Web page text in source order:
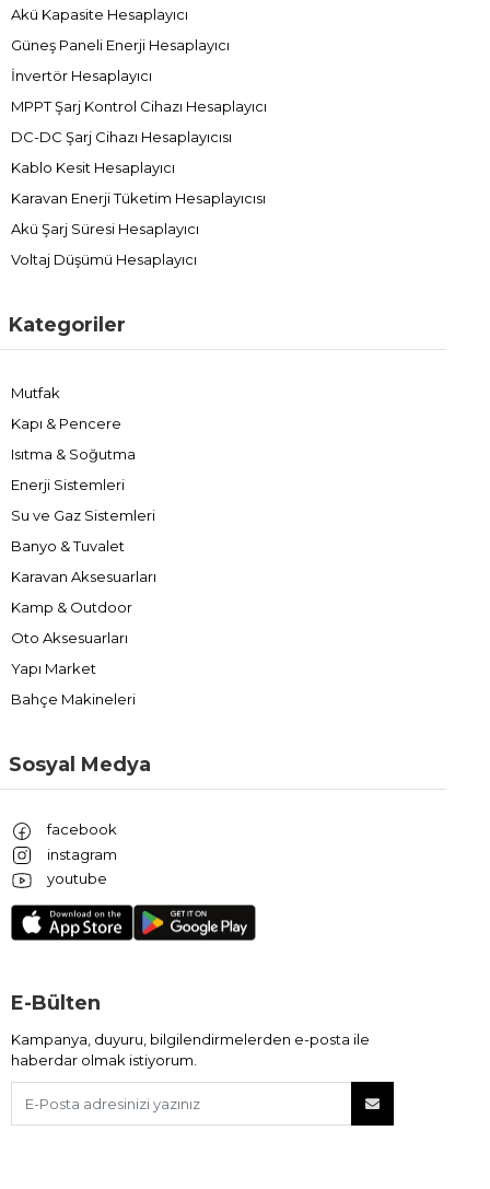
Akü Kapasite Hesaplayıcı
Güneş Paneli Enerji Hesaplayıcı
İnvertör Hesaplayıcı
MPPT Şarj Kontrol Cihazı Hesaplayıcı
DC-DC Şarj Cihazı Hesaplayıcısı
Kablo Kesit Hesaplayıcı
Karavan Enerji Tüketim Hesaplayıcısı
Akü Şarj Süresi Hesaplayıcı
Voltaj Düşümü Hesaplayıcı
Kategoriler
Mutfak
Kapı & Pencere
Isıtma & Soğutma
Enerji Sistemleri
Su ve Gaz Sistemleri
Banyo & Tuvalet
Karavan Aksesuarları
Kamp & Outdoor
Oto Aksesuarları
Yapı Market
Bahçe Makineleri
Sosyal Medya
facebook
instagram
youtube
E-Bülten
Kampanya, duyuru, bilgilendirmelerden e-posta ile
haberdar olmak istiyorum.